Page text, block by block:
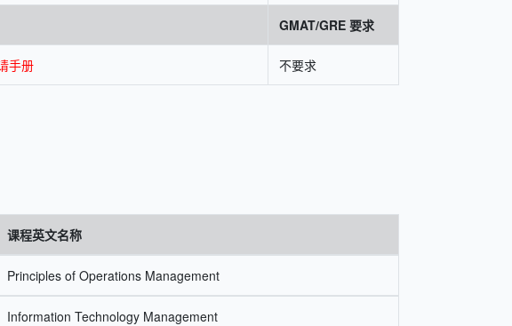
GMAT/GRE 要求
手册 不要求
课程英文名称
Principles of Operations Management
Information Technology Management